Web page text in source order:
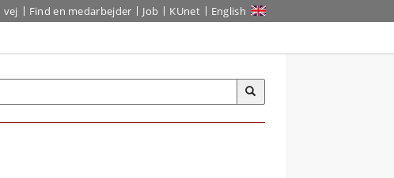
vej Find en medarbejder Job KUnet English